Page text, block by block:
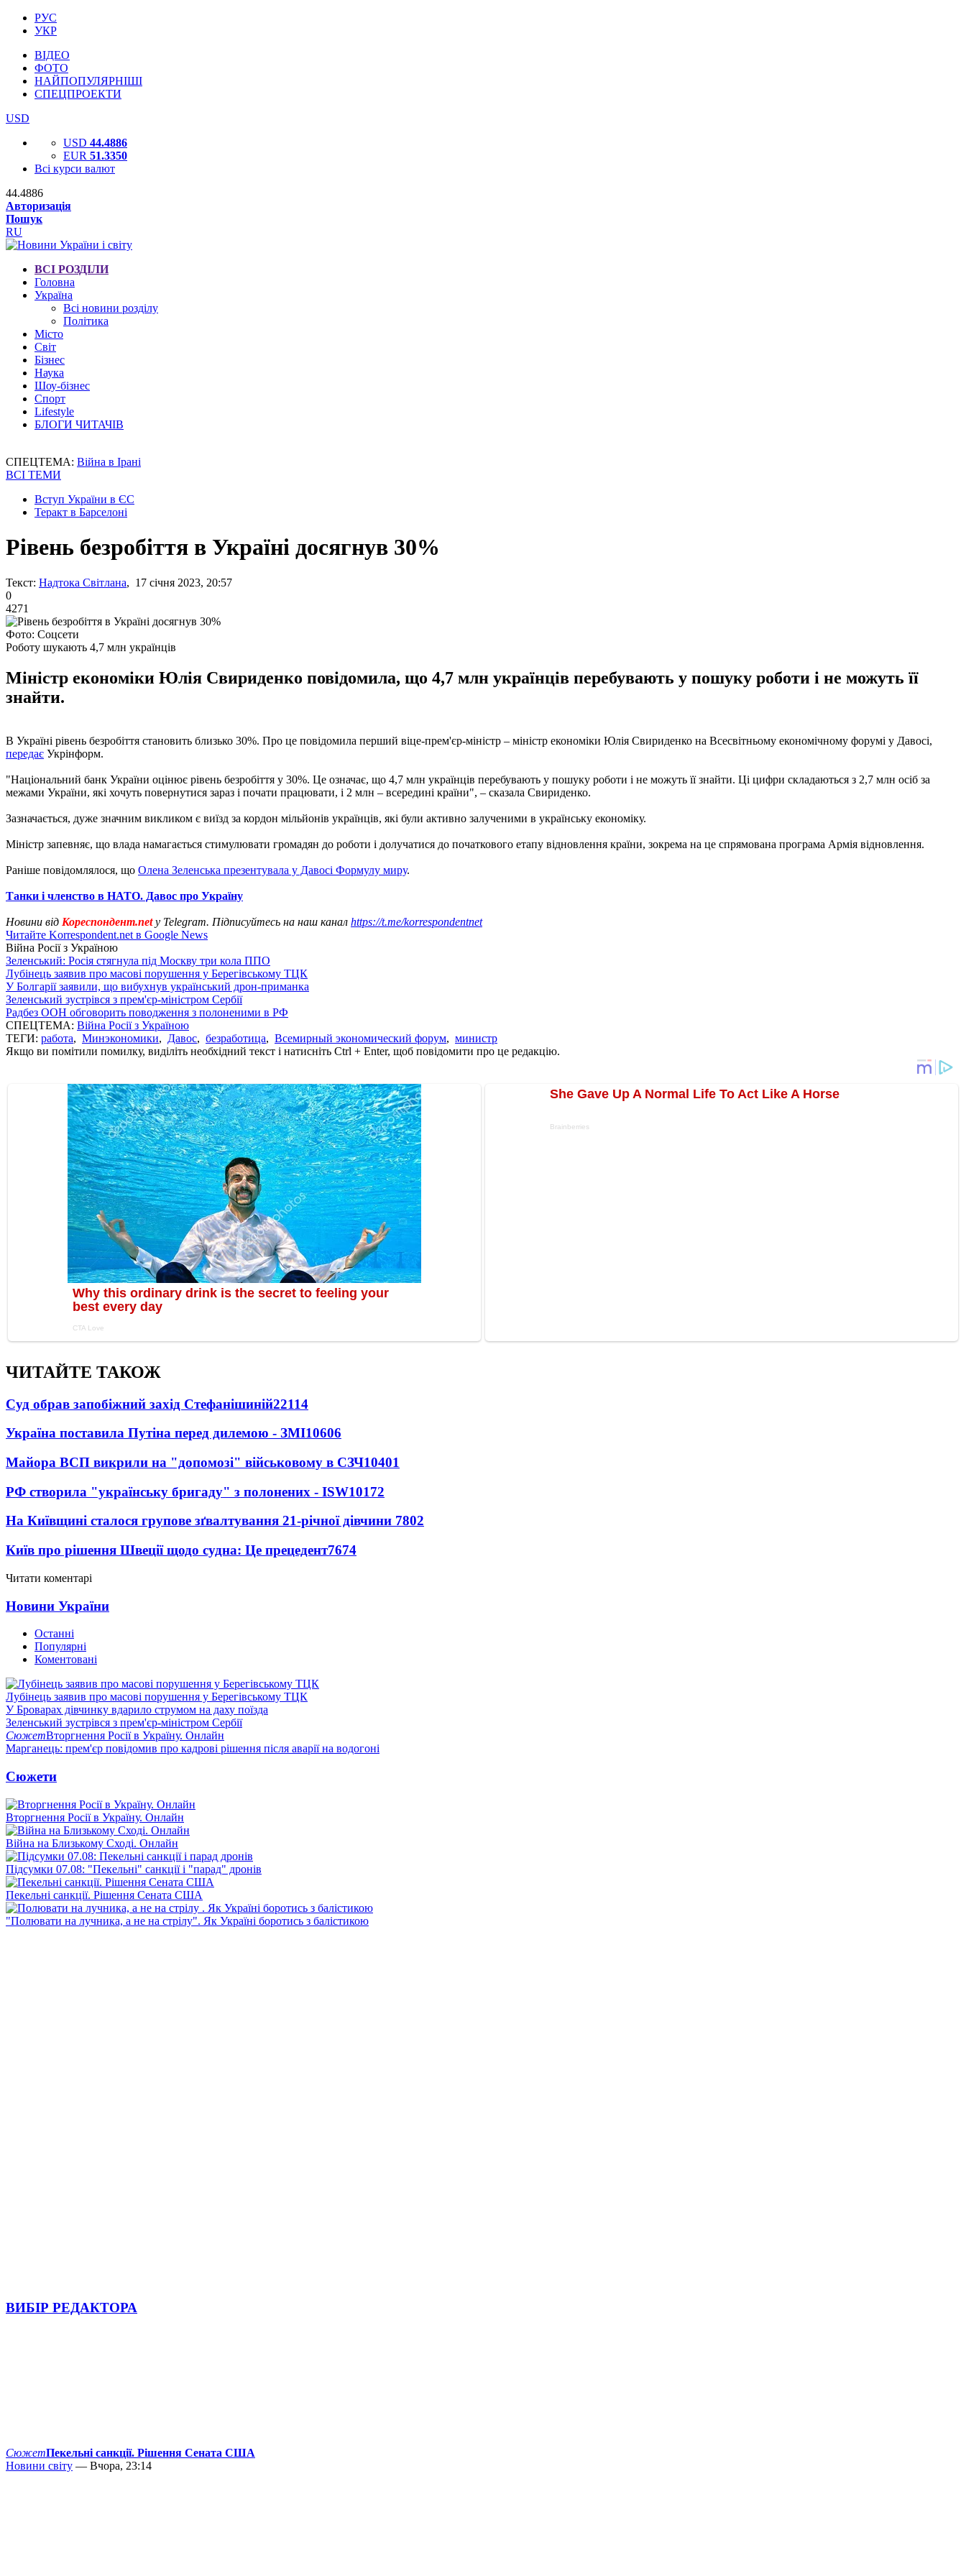
РУС
УКР
ВІДЕО
ФОТО
НАЙПОПУЛЯРНІШІ
СПЕЦПРОЕКТИ
USD
USD 44.4886
EUR 51.3350
Всі курси валют
44.4886
Авторизація
Пошук
RU
ВСІ РОЗДІЛИ
Головна
Україна
Всі новини розділу
Політика
Місто
Світ
Бізнес
Наука
Шоу-бізнес
Спорт
Lifestyle
БЛОГИ ЧИТАЧІВ
СПЕЦТЕМА: Війна в Ірані
ВСІ ТЕМИ
Вступ України в ЄС
Теракт в Барселоні
Рівень безробіття в Україні досягнув 30%
Текст: Надтока Світлана, 17 січня 2023, 20:57
0
4271
Фото: Соцсети
Роботу шукають 4,7 млн українців
Міністр економіки Юлія Свириденко повідомила, що 4,7 млн українців перебувають у пошуку роботи і не можуть її
знайти.
В Україні рівень безробіття становить близько 30%. Про це повідомила перший віце-прем'єр-міністр – міністр економіки Юлія Свириденко на Всесвітньому економічному форумі у Давосі,
передає Укрінформ.
"Національний банк України оцінює рівень безробіття у 30%. Це означає, що 4,7 млн українців перебувають у пошуку роботи і не можуть її знайти. Ці цифри складаються з 2,7 млн осіб за
межами України, які хочуть повернутися зараз і почати працювати, і 2 млн – всередині країни", – сказала Свириденко.
Зазначається, дуже значним викликом є виїзд за кордон мільйонів українців, які були активно залученими в українську економіку.
Міністр запевняє, що влада намагається стимулювати громадян до роботи і долучатися до початкового етапу відновлення країни, зокрема на це спрямована програма Армія відновлення.
Раніше повідомлялося, що Олена Зеленська презентувала у Давосі Формулу миру.
Танки і членство в НАТО. Давос про Україну
Новини від Кореспондент.netу Telegram. Підписуйтесь на наш канал https://t.me/korrespondentnet
Читайте Korrespondent.net в Google News
Війна Росії з Україною
Зеленський: Росія стягнула під Москву три кола ППО
Лубінець заявив про масові порушення у Берегівському ТЦК
У Болгарії заявили, що вибухнув український дрон-приманка
Зеленський зустрівся з прем'єр-міністром Сербії
Радбез ООН обговорить поводження з полоненими в РФ
СПЕЦТЕМА: Війна Росії з Україною
ТЕГИ: работа, Минэкономики, Давос, безработица, Всемирный экономический форум, министр
Якщо ви помітили помилку, виділіть необхідний текст і натисніть Ctrl + Enter, щоб повідомити про це редакцію.
ЧИТАЙТЕ ТАКОЖ
Суд обрав запобіжний захід Стефанішиній22114
Україна поставила Путіна перед дилемою - ЗМІ10606
Майора ВСП викрили на "допомозі" військовому в СЗЧ10401
РФ створила "українську бригаду" з полонених - ISW10172
На Київщині сталося групове зґвалтування 21-річної дівчини 7802
Київ про рішення Швеції щодо судна: Це прецедент7674
Читати коментарі
Новини України
Останні
Популярні
Коментовані
Лубінець заявив про масові порушення у Берегівському ТЦК
У Броварах дівчинку вдарило струмом на даху поїзда
Зеленський зустрівся з прем'єр-міністром Сербії
СюжетВторгнення Росії в Україну. Онлайн
Марганець: прем'єр повідомив про кадрові рішення після аварії на водогоні
Сюжети
Вторгнення Росії в Україну. Онлайн
Війна на Близькому Сході. Онлайн
Підсумки 07.08: "Пекельні" санкції і "парад" дронів
Пекельні санкції. Рішення Сената США
"Полювати на лучника, а не на стрілу". Як Україні боротись з балістикою
ВИБІР РЕДАКТОРА
СюжетПекельні санкції. Рішення Сената США
Новини світу — Вчора, 23:14